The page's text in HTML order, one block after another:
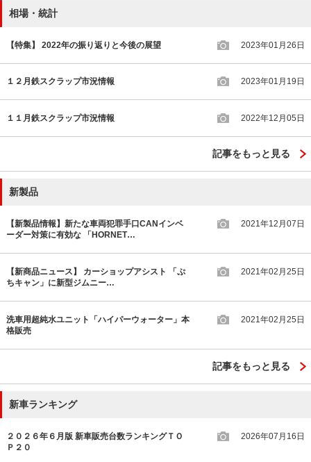
相場・統計
【特集】 2022年の振り返りと今後の展望 2023年01月26日
１２月鉄スクラップ市況情報 2023年01月19日
１１月鉄スクラップ市況情報 2022年12月05日
記事をもっと見る
新製品
【新製品情報】新たな車両犯罪手口CANインベ
ーダー対策に有効な 「HORNET…
2021年12月07日
【新商品ニュース】 カーショップアシスト 「ぷ
ちキャン」に新型ジムニー…
2021年02月25日
洗車用超純水ユニット「ハイパーウォーター」本
格販売
2021年02月25日
記事をもっと見る
新車ランキング
２０２６年６月版 新車販売台数ランキングＴＯ
Ｐ２０
2026年07月16日